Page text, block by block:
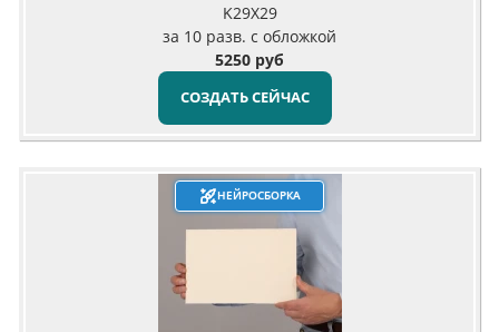
K29X29
за 10 разв. с обложкой
5250 руб
СОЗДАТЬ СЕЙЧАС
НЕЙРОСБОРКА